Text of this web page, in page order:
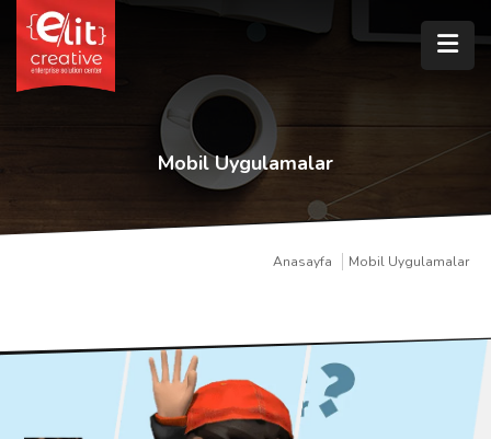
Mobil Uygulamalar
Anasayfa Mobil Uygulamalar